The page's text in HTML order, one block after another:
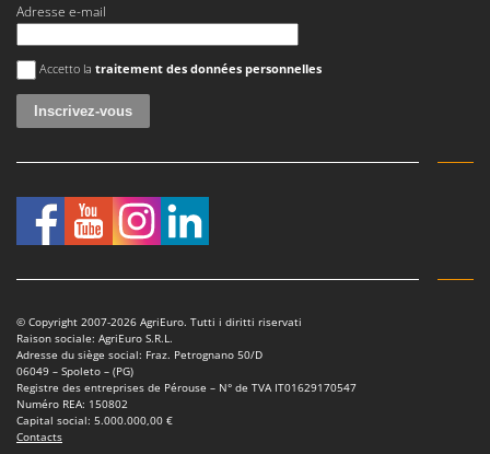
Adresse e-mail
Une erreur est survenue
Accetto la traitement des données personnelles
© Copyright 2007-2026 AgriEuro. Tutti i diritti riservati
Raison sociale: AgriEuro S.R.L.
Adresse du siège social: Fraz. Petrognano 50/D
06049 – Spoleto – (PG)
Registre des entreprises de Pérouse – N° de TVA IT01629170547
Numéro REA: 150802
Capital social: 5.000.000,00 €
Contacts